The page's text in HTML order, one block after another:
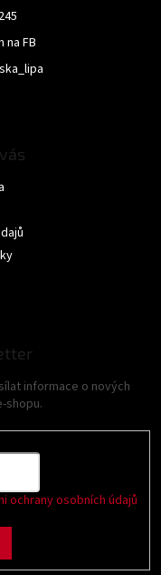
na FB
informace o nových
shopu.
ochrany osobních údajů